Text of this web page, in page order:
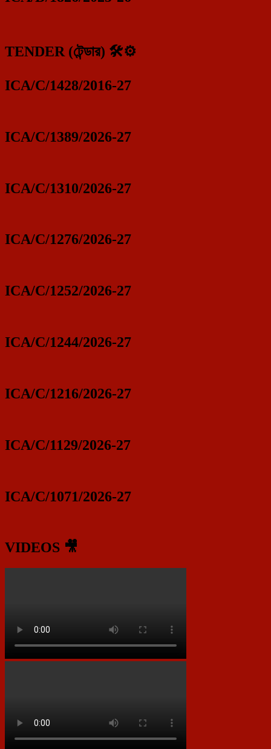
TENDER (টেন্ডার) 🛠️⚙️
ICA/C/1428/2016-27
ICA/C/1389/2026-27
ICA/C/1310/2026-27
ICA/C/1276/2026-27
ICA/C/1252/2026-27
ICA/C/1244/2026-27
ICA/C/1216/2026-27
ICA/C/1129/2026-27
ICA/C/1071/2026-27
VIDEOS 🎥